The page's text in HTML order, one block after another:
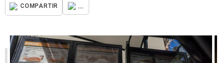
COMPARTIR ...